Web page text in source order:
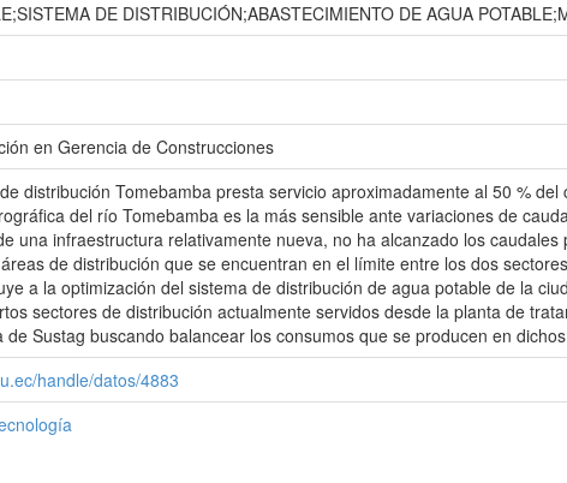
DE DISTRIBUCIÓN;ABASTECIMIENTO DE AGUA
en Gerencia de Construcciones
distribución Tomebamba presta servicio aproximadamente al 50 %
del río Tomebamba es la más sensible ante variaciones de
una infraestructura relativamente nueva, no ha alcanzado los
de distribución que se encuentran en el límite entre los dos
a la optimización del sistema de distribución de agua potable de la
sectores de distribución actualmente servidos desde la planta de
de Sustag buscando balancear los consumos que se producen en
handle/datos/4883